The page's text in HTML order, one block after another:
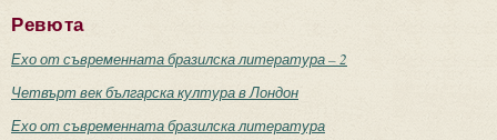
Ревюта
Ехо от съвременната бразилска литература – 2
Четвърт век българска култура в Лондон
Ехо от съвременната бразилска литература